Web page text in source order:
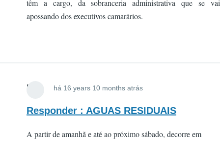
têm a cargo, da sobranceria administrativa que se vai
apossando dos executivos camarários.
FOX há 16 years 10 months atrás
Responder : AGUAS RESIDUAIS
A partir de amanhã e até ao próximo sábado, decorre em